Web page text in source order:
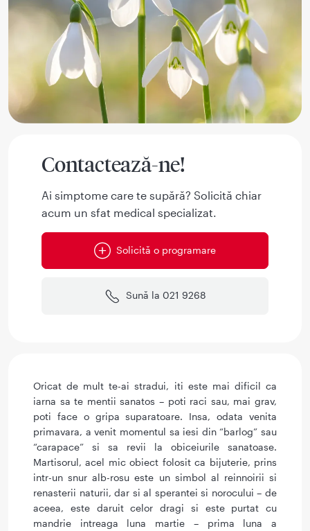
Contactează-ne!
Ai simptome care te supără? Solicită chiar
acum un sfat medical specializat.
Solicită o programare
Sună la 021 9268
Oricat de mult te-ai stradui, iti este mai dificil ca
iarna sa te mentii sanatos – poti raci sau, mai grav,
poti face o gripa suparatoare. Insa, odata venita
primavara, a venit momentul sa iesi din “barlog” sau
“carapace” si sa revii la obiceiurile sanatoase.
Martisorul, acel mic obiect folosit ca bijuterie, prins
intr-un snur alb-rosu este un simbol al reinnoirii si
renasterii naturii, dar si al sperantei si norocului – de
aceea, este daruit celor dragi si este purtat cu
mandrie intreaga luna martie – prima luna a